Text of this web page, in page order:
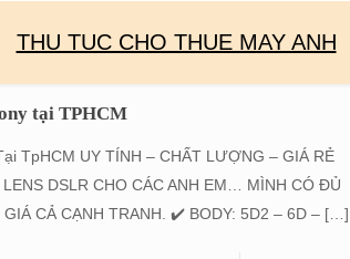
THU TUC CHO THUE MAY ANH
tại TPHCM
TpHCM UY TÍNH – CHẤT LƯỢNG – GIÁ RẺ
DSLR CHO CÁC ANH EM… MÌNH CÓ ĐỦ
CẢ CẠNH TRANH. ✔️ BODY: 5D2 – 6D – […]